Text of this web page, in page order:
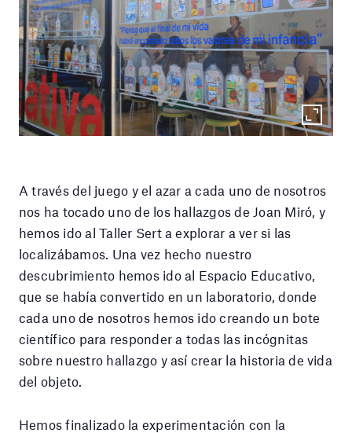
A través del juego y el azar a cada uno de nosotros
nos ha tocado uno de los hallazgos de Joan Miró, y
hemos ido al Taller Sert a explorar a ver si las
localizábamos. Una vez hecho nuestro
descubrimiento hemos ido al Espacio Educativo,
que se había convertido en un laboratorio, donde
cada uno de nosotros hemos ido creando un bote
científico para responder a todas las incógnitas
sobre nuestro hallazgo y así crear la historia de vida
del objeto.
Hemos finalizado la experimentación con la